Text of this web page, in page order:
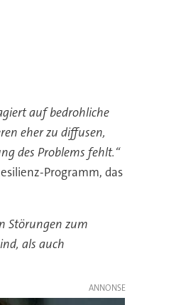
auf bedrohliche
eher zu diffusen,
des Problems fehlt.“
Programm, das
Störungen zum
als auch